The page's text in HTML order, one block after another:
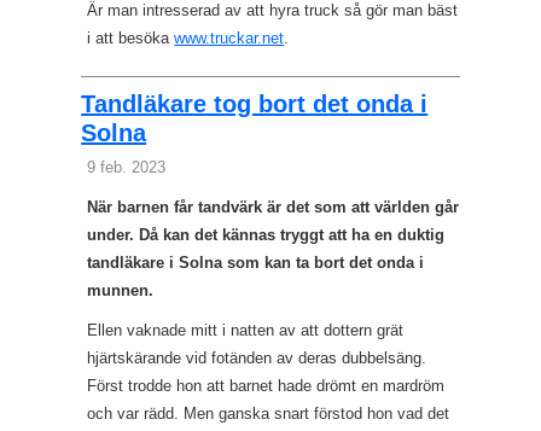
Är man intresserad av att hyra truck så gör man bäst
i att besökawww.truckar.net.
Tandläkare tog bort det onda i
Solna
9 feb. 2023
När barnen får tandvärk är det som att världen går
under. Då kan det kännas tryggt att ha en duktig
tandläkare i Solna som kan ta bort det onda i
munnen.
Ellen vaknade mitt i natten av att dottern grät
hjärtskärande vid fotänden av deras dubbelsäng.
Först trodde hon att barnet hade drömt en mardröm
och var rädd. Men ganska snart förstod hon vad det